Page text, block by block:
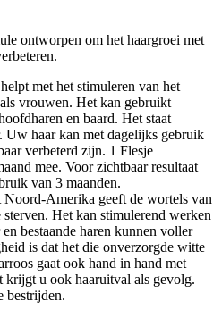
ontworpen om het haargroei met
met het stimuleren van het
vrouwen. Het kan gebruikt
en baard. Het staat
Uw haar kan met dagelijks gebruik
verbeterd zijn. 1 Flesje
mee. Voor zichtbaar resultaat
van 3 maanden.
Amerika geeft de wortels van
Het kan stimulerend werken
bestaande haren kunnen voller
is dat het die onverzorgde witte
gaat ook hand in hand met
krijgt u ook haaruitval als gevolg.
bestrijden.